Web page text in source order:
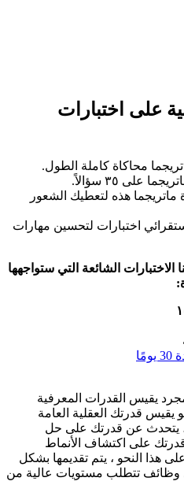
على اختبارات
على ٣٥ سؤالاً.
ماتريجما هذه لتعطيك الشعور
اختبارات لتحسين مهارات
الشائعة التي ستواجهها
مجرد يقيس القدرات المعرفية
يقيس قدرتك العقلية العامة
يتحدث عن قدرتك على حل
على اكتشاف الأنماط
هذا النحو ، يتم تقديمها بشكل
وظائف تتطلب مستويات عالية من